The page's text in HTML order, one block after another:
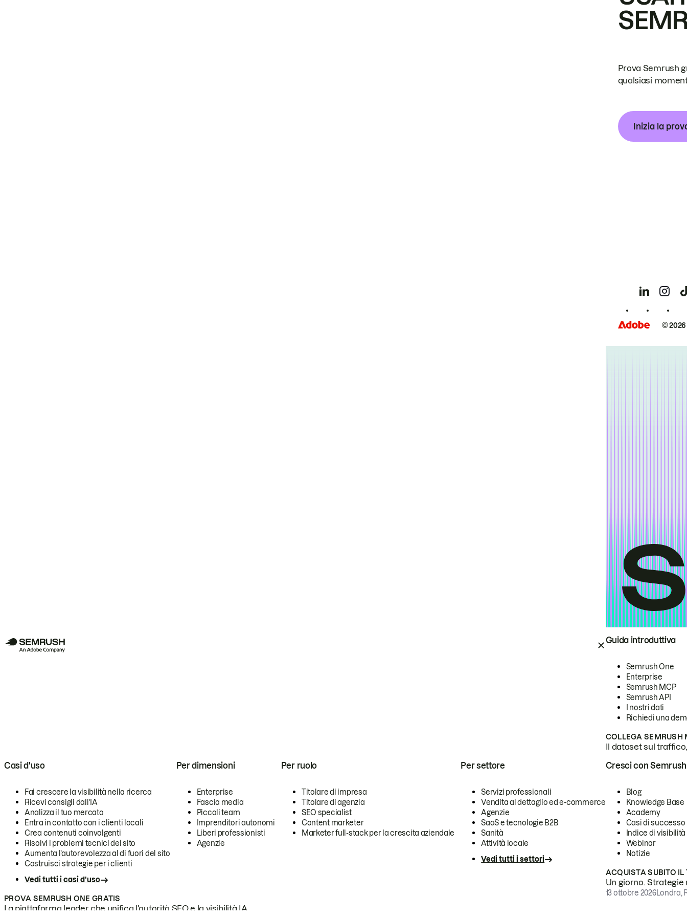
Guida introduttiva
Semrush One
Enterprise
Semrush MCP
Semrush API
I nostri dati
Richiedi una
COLLEGA SEMRUSH
Il dataset sul
Casi d'uso
Fai crescere la visibilità nella ricerca
Ricevi consigli dall'IA
Analizza il tuo mercato
Entra in contatto con i clienti locali
Crea contenuti coinvolgenti
Risolvi i problemi tecnici del sito
Aumenta l'autorevolezza al di fuori del sito
Costruisci strategie per i clienti
Vedi tutti i casi d'uso
Per dimensioni
Enterprise
Fascia media
Piccoli team
Imprenditori autonomi
Liberi professionisti
Agenzie
Per ruolo
Titolare di impresa
Titolare di agenzia
SEO specialist
Content marketer
Marketer full-stack per la crescita aziendale
Per settore
Servizi professionali
Vendita al dettaglio ed e-commerce
Agenzie
SaaS e tecnologie B2B
Sanità
Attività locale
Vedi tutti i settori
PROVA SEMRUSH ONE GRATIS
La piattaforma leader che unifica l'autorità SEO e la visibilità IA.
Cresci con Semrush
Blog
Knowledge Base
Academy
Casi di successo
Indice di visibilità
Webinar
Notizie
ACQUISTA SUBITO IL
Un giorno.
13 ottobre 2026Londra,
Prova Semrush
qualsiasi
Inizia la
©